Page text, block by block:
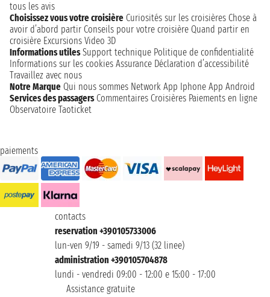
tous les avis
Choisissez vous votre croisière Curiosités sur les croisières Chose à
avoir d’abord partir Conseils pour votre croisière Quand partir en
croisière Excursions Video 3D
Informations utiles Support technique Politique de confidentialité
Informations sur les cookies Assurance Déclaration d’accessibilité
Travaillez avec nous
Notre Marque Qui nous sommes Network App Iphone App Android
Services des passagers Commentaires Croisières Paiements en ligne
Observatoire Taoticket
paiements
contacts
reservation +390105733006
lun-ven 9/19 - samedi 9/13 (32 linee)
administration +390105704878
lundi - vendredi 09:00 - 12:00 e 15:00 - 17:00
Assistance gratuite